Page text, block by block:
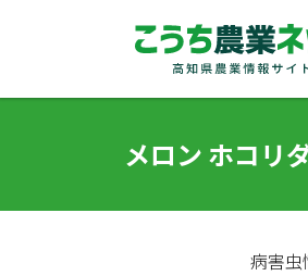
メロン ホコリ
病害